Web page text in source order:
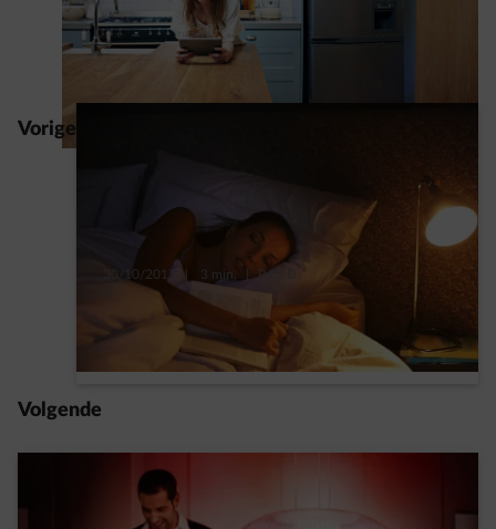
Vorige
30/10/2017 3 min. Paul D.
Slaapt jouw huis ook als jij slaapt ?
Volgende